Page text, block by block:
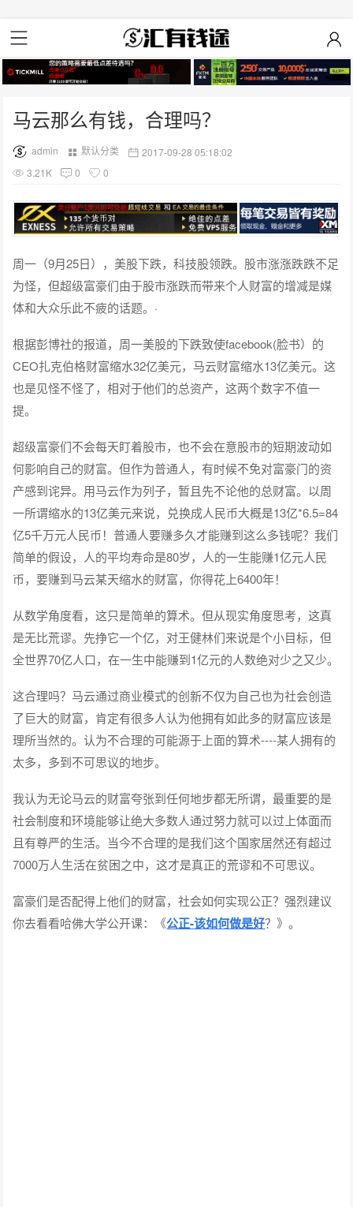
马云那么有钱，合理吗？
admin 默认分类
2017-09-28 05:18:02
3.21K
0 0
周一（9月25日），美股下跌，科技股领跌。股市涨涨跌跌不足
为怪，但超级富豪们由于股市涨跌而带来个人财富的增减是媒
体和大众乐此不疲的话题。·
根据彭博社的报道，周一美股的下跌致使facebook(脸书）的
CEO扎克伯格财富缩水32亿美元，马云财富缩水13亿美元。这
也是见怪不怪了，相对于他们的总资产，这两个数字不值一
提。
超级富豪们不会每天盯着股市，也不会在意股市的短期波动如
何影响自己的财富。但作为普通人，有时候不免对富豪门的资
产感到诧异。用马云作为列子，暂且先不论他的总财富。以周
一所谓缩水的13亿美元来说，兑换成人民币大概是13亿*6.5=84
亿5千万元人民币！普通人要赚多久才能赚到这么多钱呢？我们
简单的假设，人的平均寿命是80岁，人的一生能赚1亿元人民
币，要赚到马云某天缩水的财富，你得花上6400年！
从数学角度看，这只是简单的算术。但从现实角度思考，这真
是无比荒谬。先挣它一个亿，对王健林们来说是个小目标，但
全世界70亿人口，在一生中能赚到1亿元的人数绝对少之又少。
这合理吗？马云通过商业模式的创新不仅为自己也为社会创造
了巨大的财富，肯定有很多人认为他拥有如此多的财富应该是
理所当然的。认为不合理的可能源于上面的算术----某人拥有的
太多，多到不可思议的地步。
我认为无论马云的财富夸张到任何地步都无所谓，最重要的是
社会制度和环境能够让绝大多数人通过努力就可以过上体面而
且有尊严的生活。当今不合理的是我们这个国家居然还有超过
7000万人生活在贫困之中，这才是真正的荒谬和不可思议。
富豪们是否配得上他们的财富，社会如何实现公正？强烈建议
你去看看哈佛大学公开课：《公正-该如何做是好？》。